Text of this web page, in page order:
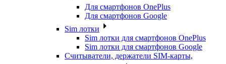
Для смартфонов OnePlus
Для смартфонов Google
Sim лотки
Sim лотки для смартфонов OnePlus
Sim лотки для смартфонов Google
Считыватели, держатели SIM-карты,